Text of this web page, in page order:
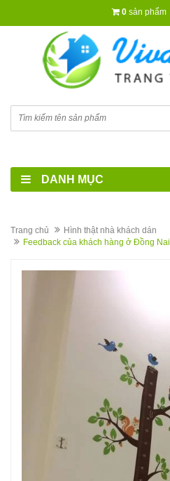
0 sản phẩm
DANH MỤC
Trang chủ
Hình thật nhà khách dán
Feedback của khách hàng ở Đồng Nai